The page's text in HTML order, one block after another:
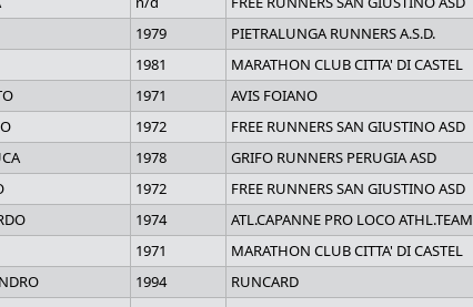
1979 PIETRALUNGA RUNNERS A.S.D.
1981 MARATHON CLUB CITTA' DI CASTEL
1971 AVIS FOIANO
1972 FREE RUNNERS SAN GIUSTINO ASD
1978 GRIFO RUNNERS PERUGIA ASD
1972 FREE RUNNERS SAN GIUSTINO ASD
1974 ATL.CAPANNE PRO LOCO ATHL.TEAM
1971 MARATHON CLUB CITTA' DI CASTEL
1994 RUNCARD